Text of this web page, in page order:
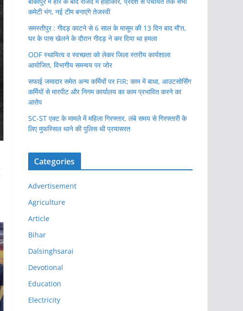
कमेटी भंग, नई टीम बनाएंगे तेजस्वी
समस्तीपुर : गीदड़ काटने से 6 साल के मासूम की 13 दिन बाद मौ’त,
घर के पास खेलने के दौरान गीदड़ ने कर दिया था हमला
ODF स्थायित्व व स्वच्छता को लेकर जिला स्तरीय कार्यशाला
आयोजित, विभागीय समन्वय पर जोर
सफाई जमादार समेत अन्य कर्मियों पर FIR; काम में बाधा, आउटसोर्सिंग
कर्मियों से मारपीट और निगम कार्यालय का काम प्रभावित करने का
आरोप
SC-ST एक्ट के मामले में महिला गिरफ्तार, लंबे समय से गिरफ्तारी के
लिए मुफस्सिल थाने की पुलिस थी प्रयासरत
Categories
Advertisement
Agriculture
Article
Bihar
Dalsinghsarai
Devotional
Education
Electricity